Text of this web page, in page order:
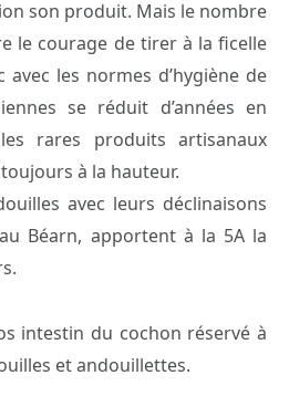
son produit. Mais le nombre
le courage de tirer à la ficelle
les normes d’hygiène de
se réduit d’années en
rares produits artisanaux
à la hauteur.
avec leurs déclinaisons
Béarn, apportent à la 5A la
intestin du cochon réservé à
et andouillettes.